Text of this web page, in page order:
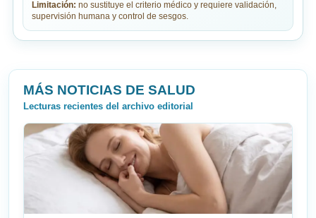
Limitación: no sustituye el criterio médico y requiere validación,
supervisión humana y control de sesgos.
MÁS NOTICIAS DE SALUD
Lecturas recientes del archivo editorial